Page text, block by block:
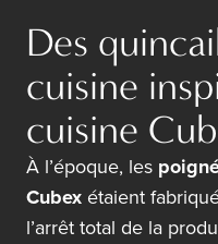
Des
cuisine
cuisine
À l’époque, les
Cubex étaient
l’arrêt total de la